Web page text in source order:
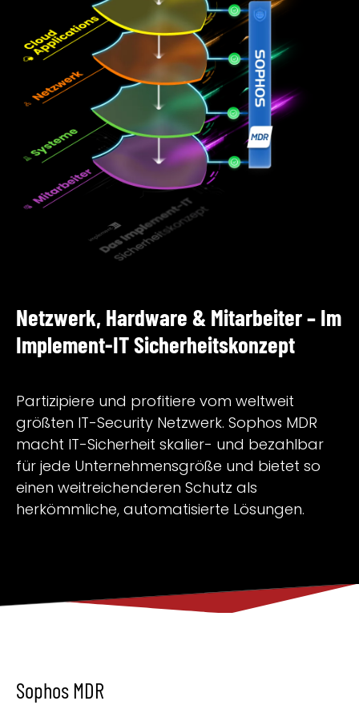
Netzwerk, Hardware & Mitarbeiter – Im
Implement-IT Sicherheitskonzept
Partizipiere und profitiere vom weltweit
größten IT-Security Netzwerk. Sophos MDR
macht IT-Sicherheit skalier- und bezahlbar
für jede Unternehmensgröße und bietet so
einen weitreichenderen Schutz als
herkömmliche, automatisierte Lösungen.
Sophos MDR